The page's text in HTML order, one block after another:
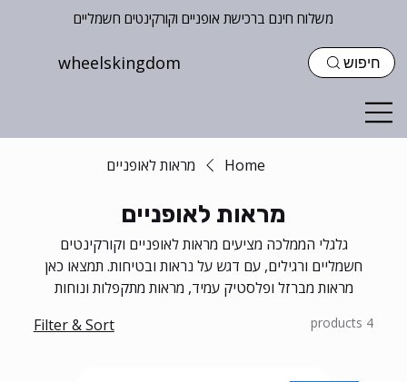
משלוח חינם ברכישת אופניים וקורקינטים חשמליים
חיפוש wheelskingdom
Home מראות לאופניים
מראות לאופניים
גלגלי הממלכה מציעים מראות לאופניים וקורקינטים
חשמליים ורגילים, עם דגש על נראות ובטיחות. תמצאו כאן
מראות מברזל ופלסטיק עמיד, מראות מתקפלות ונוחות
4 products
Filter & Sort